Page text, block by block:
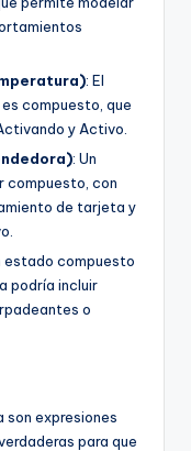
: El
compuesto, que
y Activo.
: Un
compuesto, con
de tarjeta y
estado compuesto
podría incluir
o
son expresiones
para que